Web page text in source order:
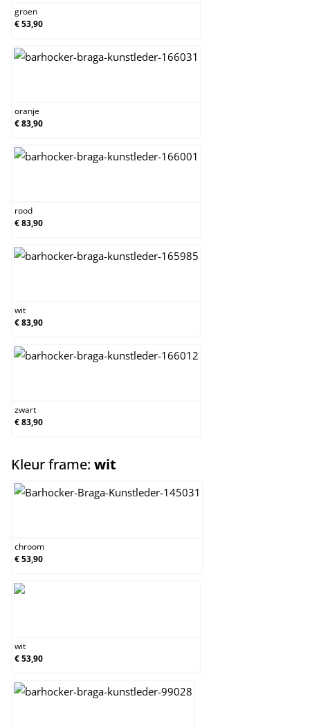
groen
€ 53,90
oranje
€ 83,90
rood
€ 83,90
wit
€ 83,90
zwart
€ 83,90
Kleur frame: wit
chroom
€ 53,90
wit
€ 53,90